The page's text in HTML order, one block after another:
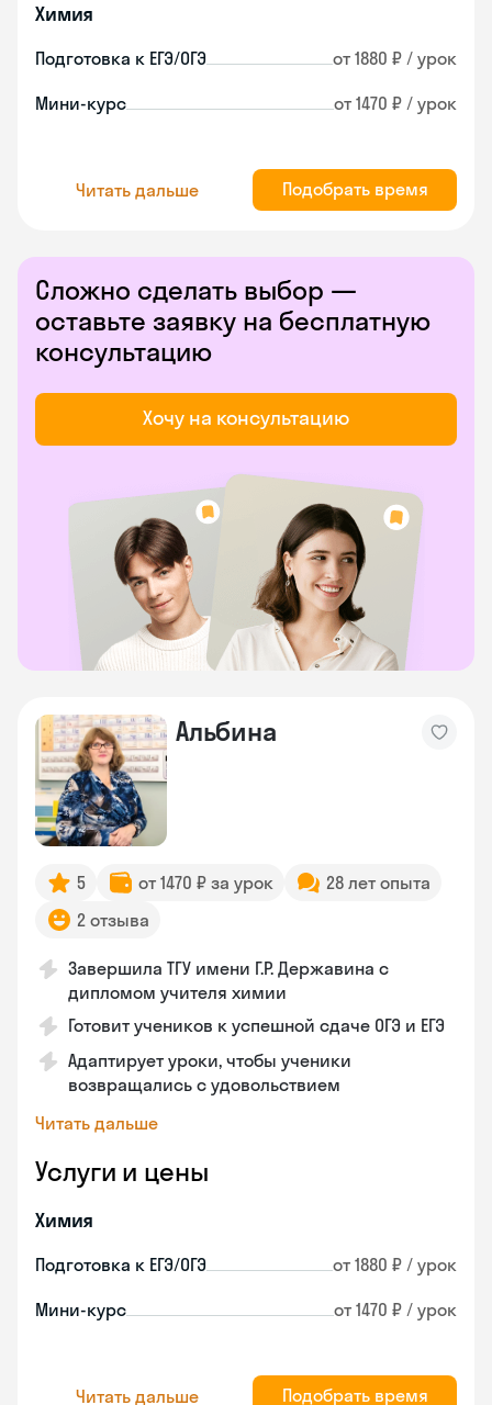
Химия
Подготовка к ЕГЭ/ОГЭ от 1880 ₽ / урок
Мини-курс от 1470 ₽ / урок
Читать дальше Подобрать время
Сложно сделать выбор —
оставьте заявку на бесплатную
консультацию
Хочу на консультацию
Альбина
5 от 1470 ₽ за урок
28 лет опыта
2 отзыва
Завершила ТГУ имени Г.Р. Державина с
дипломом учителя химии
Готовит учеников к успешной сдаче ОГЭ и ЕГЭ
Адаптирует уроки, чтобы ученики
возвращались с удовольствием
Читать дальше
Услуги и цены
Химия
Подготовка к ЕГЭ/ОГЭ от 1880 ₽ / урок
Мини-курс от 1470 ₽ / урок
Читать дальше Подобрать время